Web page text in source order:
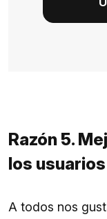
Razón 5.
los usuarios
A todos nos